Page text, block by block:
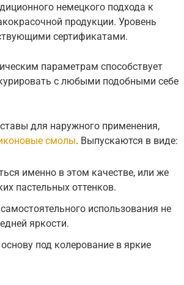
немецкого подхода к
продукции. Уровень
сертификатами.
параметрам способствует
с любыми подобными себе
для наружного применения,
смолы. Выпускаются в виде:
именно в этом качестве, или же
пастельных оттенков.
использования не
яркости.
под колерование в яркие